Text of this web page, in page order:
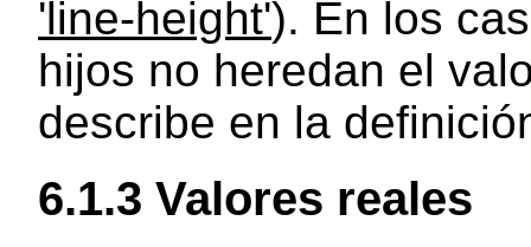
'line-height'). En los
hijos no heredan el
describe en la
6.1.3 Valores reales